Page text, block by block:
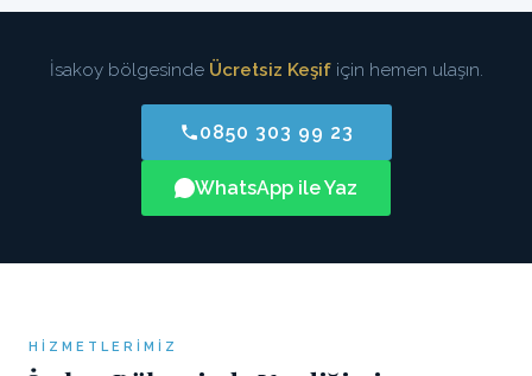
İsakoy bölgesinde Ücretsiz Keşifiçin hemen ulaşın.
0850 303 99 23
WhatsApp ile Yaz
HIZMETLERIMIZ